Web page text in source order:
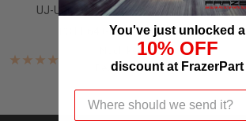
UJ-Universalgelenken
Angebotspreis
£311.64 GBP
Noch keine
Bewertungen
You've just unlocked a
10% OFF
discount at FrazerPart